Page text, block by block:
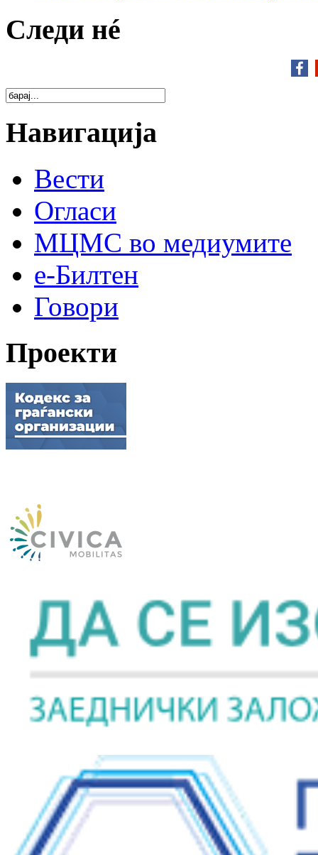
Следи нé
Навигација
Вести
Огласи
МЦМС во медиумите
е-Билтен
Говори
Проекти